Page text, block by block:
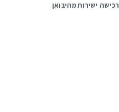
רכישה ישירות מהיבואן